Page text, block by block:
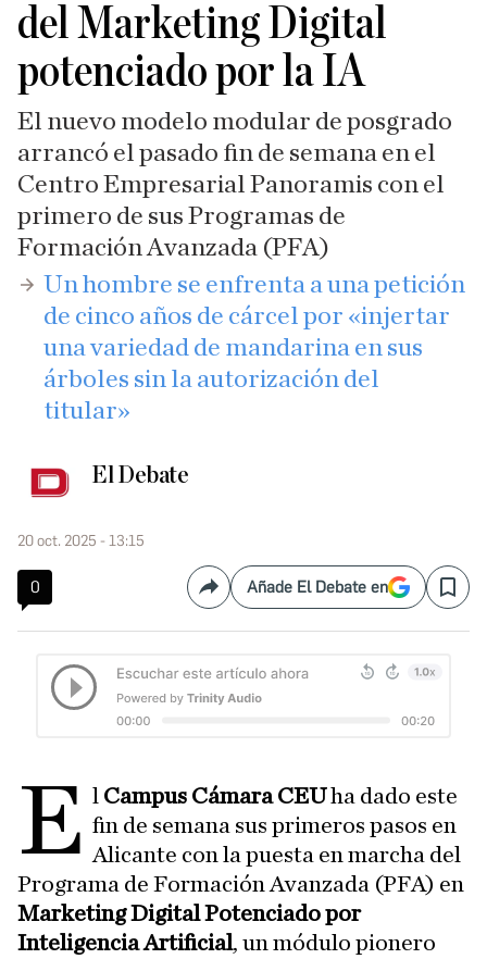
del Marketing Digital
potenciado por la IA
El nuevo modelo modular de posgrado
arrancó el pasado fin de semana en el
Centro Empresarial Panoramis con el
primero de sus Programas de
Formación Avanzada (PFA)
​Un hombre se enfrenta a una petición
de cinco años de cárcel por «injertar
una variedad de mandarina en sus
árboles sin la autorización del
titular»
El Debate
20 oct. 2025 - 13:15
0 CompartirAñade El Debate en Save
E l Campus Cámara CEUha dado este
fin de semana sus primeros pasos en
Alicante con la puesta en marcha del
Programa de Formación Avanzada (PFA) en
Marketing Digital Potenciado por
Inteligencia Artificial, un módulo pionero